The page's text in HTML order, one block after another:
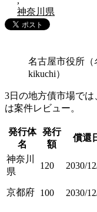
神奈川県
名古屋市役所（
kikuchi）
3日の地方債市場で
は案件レビュー。
発行体
名
発行
額
償還
神奈川
県
120 2030/
京都府 100 2030/